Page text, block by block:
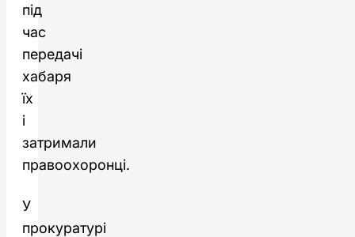
під
час
передачі
хабаря
їх
і
затримали
правоохоронці.
У
прокуратурі